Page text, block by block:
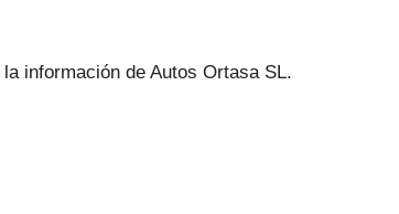
información de Autos Ortasa SL.